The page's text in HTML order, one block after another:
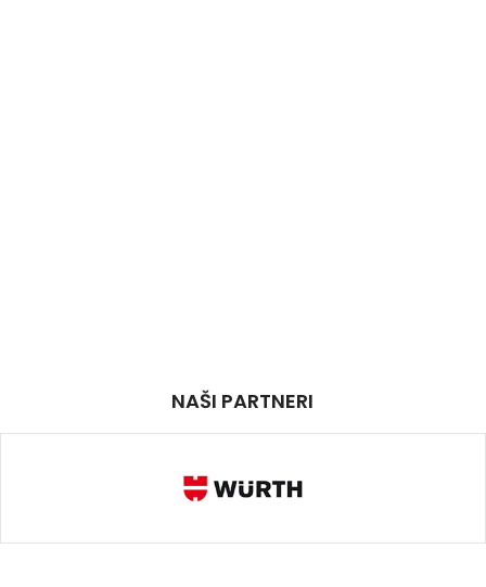
NAŠI PARTNERI